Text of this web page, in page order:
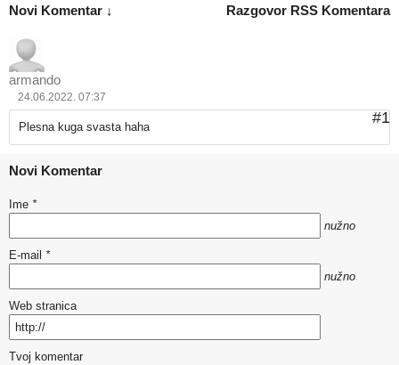
Razgovor RSS Komentara
Novi Komentar ↓
armando
24.06.2022. 07:37
#1
Plesna kuga svasta haha
Novi Komentar
Ime *
nužno
E-mail *
nužno
Web stranica
Tvoj komentar